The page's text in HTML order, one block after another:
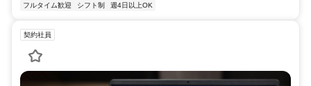
フルタイム歓迎
シフト制 週4日以上OK
契約社員